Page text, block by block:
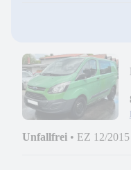
Unfallfrei • EZ 12/2015